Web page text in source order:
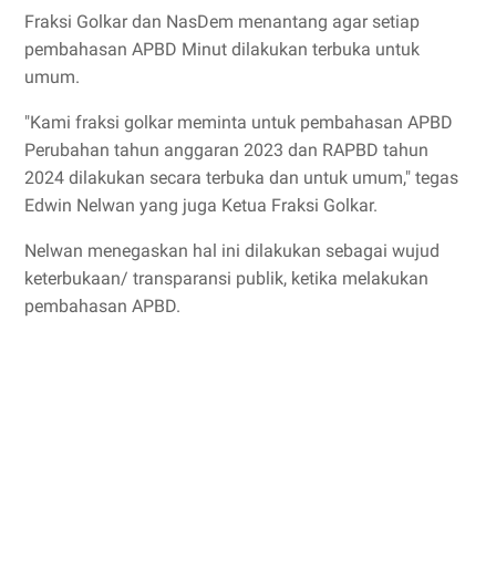
Fraksi Golkar dan NasDem menantang agar setiap
pembahasan APBD Minut dilakukan terbuka untuk
umum.
"Kami fraksi golkar meminta untuk pembahasan APBD
Perubahan tahun anggaran 2023 dan RAPBD tahun
2024 dilakukan secara terbuka dan untuk umum," tegas
Edwin Nelwan yang juga Ketua Fraksi Golkar.
Nelwan menegaskan hal ini dilakukan sebagai wujud
keterbukaan/ transparansi publik, ketika melakukan
pembahasan APBD.